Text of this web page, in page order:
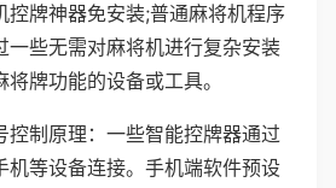
控牌神器免安装;普通麻将机程序
一些无需对麻将机进行复杂安装
牌功能的设备或工具。
控制原理：一些智能控牌器通过
机等设备连接。手机端软件预设